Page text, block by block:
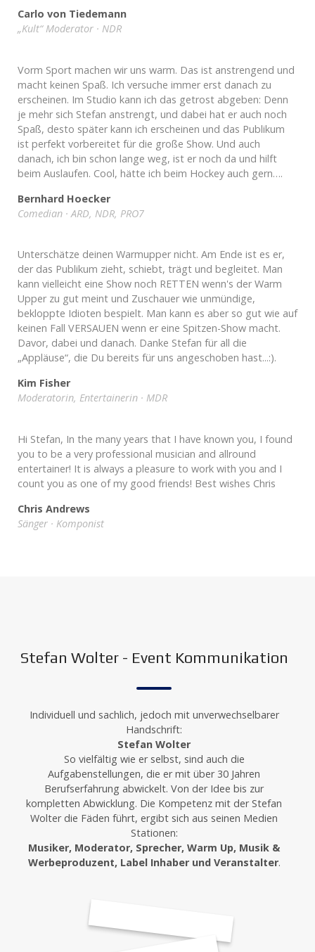
Carlo von Tiedemann
„Kult“ Moderator · NDR
Vorm Sport machen wir uns warm. Das ist anstrengend und
macht keinen Spaß. Ich versuche immer erst danach zu
erscheinen. Im Studio kann ich das getrost abgeben: Denn
je mehr sich Stefan anstrengt, und dabei hat er auch noch
Spaß, desto später kann ich erscheinen und das Publikum
ist perfekt vorbereitet für die große Show. Und auch
danach, ich bin schon lange weg, ist er noch da und hilft
beim Auslaufen. Cool, hätte ich beim Hockey auch gern….
Bernhard Hoecker
Comedian · ARD, NDR, PRO7
Unterschätze deinen Warmupper nicht. Am Ende ist es er,
der das Publikum zieht, schiebt, trägt und begleitet. Man
kann vielleicht eine Show noch RETTEN wenn's der Warm
Upper zu gut meint und Zuschauer wie unmündige,
bekloppte Idioten bespielt. Man kann es aber so gut wie auf
keinen Fall VERSAUEN wenn er eine Spitzen-Show macht.
Davor, dabei und danach. Danke Stefan für all die
„Appläuse“, die Du bereits für uns angeschoben hast...:).
Kim Fisher
Moderatorin, Entertainerin · MDR
Hi Stefan, In the many years that I have known you, I found
you to be a very professional musician and allround
entertainer! It is always a pleasure to work with you and I
count you as one of my good friends! Best wishes Chris
Chris Andrews
Sänger · Komponist
Stefan Wolter - Event Kommunikation
Individuell und sachlich, jedoch mit unverwechselbarer
Handschrift:
Stefan Wolter
So vielfältig wie er selbst, sind auch die
Aufgabenstellungen, die er mit über 30 Jahren
Berufserfahrung abwickelt. Von der Idee bis zur
kompletten Abwicklung. Die Kompetenz mit der Stefan
Wolter die Fäden führt, ergibt sich aus seinen Medien
Stationen:
Musiker, Moderator, Sprecher, Warm Up, Musik &
Werbeproduzent, Label Inhaber und Veranstalter.